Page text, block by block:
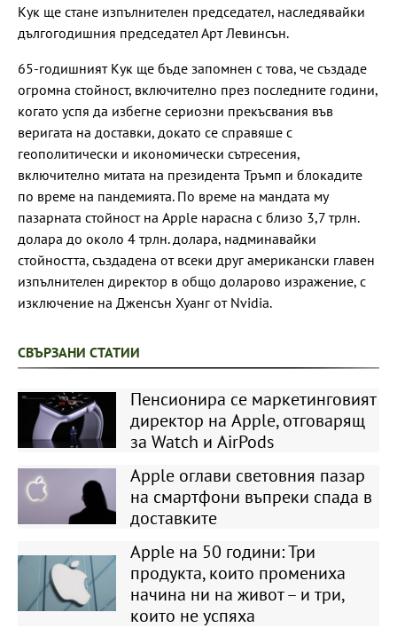
Кук ще стане изпълнителен председател, наследявайки
дългогодишния председател Арт Левинсън.
65-годишният Кук ще бъде запомнен с това, че създаде
огромна стойност, включително през последните години,
когато успя да избегне сериозни прекъсвания във
веригата на доставки, докато се справяше с
геополитически и икономически сътресения,
включително митата на президента Тръмп и блокадите
по време на пандемията. По време на мандата му
пазарната стойност на Apple нарасна с близо 3,7 трлн.
долара до около 4 трлн. долара, надминавайки
стойността, създадена от всеки друг американски главен
изпълнителен директор в общо доларово изражение, с
изключение на Дженсън Хуанг от Nvidia.
СВЪРЗАНИ СТАТИИ
Пенсионира се маркетинговият
директор на Apple, отговарящ
за Watch и AirPods
Apple оглави световния пазар
на смартфони въпреки спада в
доставките
Apple на 50 години: Три
продукта, които промениха
начина ни на живот – и три,
които не успяха